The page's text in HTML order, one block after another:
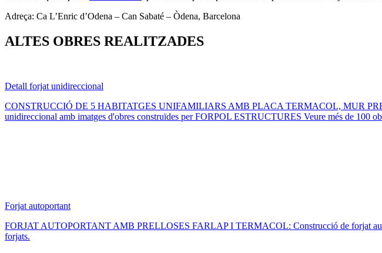
Adreça: Ca L’Enric d’Odena – Can Sabaté – Òdena, Barcelona
ALTES OBRES REALITZADES
Detall forjat unidireccional
CONSTRUCCIÓ DE 5 HABITATGES UNIFAMILIARS AMB PLACA TERMACOL, MUR
unidireccional amb imatges d'obres construïdes per FORPOL ESTRUCTURES Veure més de 100
Forjat autoportant
FORJAT AUTOPORTANT AMB PRELLOSES FARLAP I TERMACOL: Construcció de forjat
forjats.